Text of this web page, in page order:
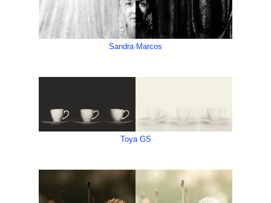
Sandra Marcos
Toya GS